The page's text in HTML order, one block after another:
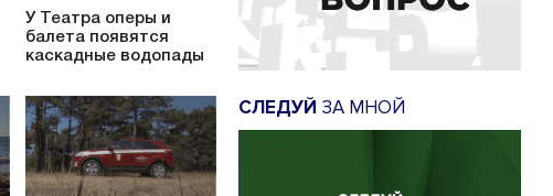
У Театра оперы и
балета появятся
каскадные водопады
СЛЕДУЙ ЗА МНОЙ